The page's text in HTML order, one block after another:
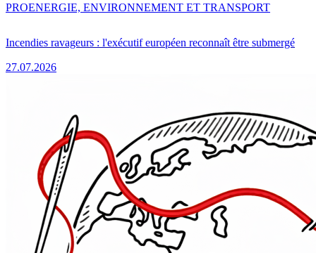
Incendies ravageurs : l'exécutif européen reconnaît être submergé
27.07.2026
PROENERGIE, ENVIRONNEMENT ET TRANSPORT